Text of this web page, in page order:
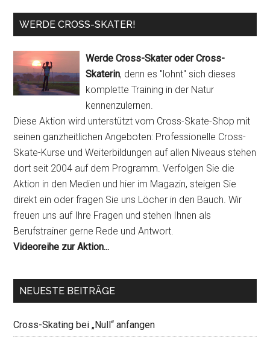
WERDE CROSS-SKATER!
Werde Cross-Skater oder Cross-
Skaterin, denn es "lohnt" sich dieses
komplette Training in der Natur
kennenzulernen.
Diese Aktion wird unterstützt vom Cross-Skate-Shop mit
seinen ganzheitlichen Angeboten: Professionelle Cross-
Skate-Kurse und Weiterbildungen auf allen Niveaus stehen
dort seit 2004 auf dem Programm. Verfolgen Sie die
Aktion in den Medien und hier im Magazin, steigen Sie
direkt ein oder fragen Sie uns Löcher in den Bauch. Wir
freuen uns auf Ihre Fragen und stehen Ihnen als
Berufstrainer gerne Rede und Antwort.
Videoreihe zur Aktion...
NEUESTE BEITRÄGE
Cross-Skating bei „Null“ anfangen